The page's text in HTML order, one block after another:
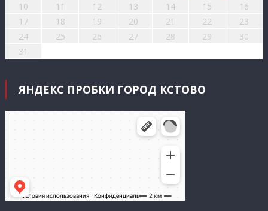
10
11 12 13 14 15
16
17
18 19 20 21 22
23
24
25 26 27 28 29
30
31
ЯНДЕКС ПРОБКИ ГОРОД КСТОВО